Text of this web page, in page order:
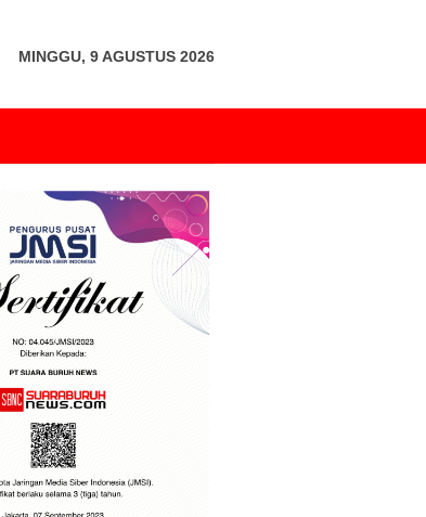
MINGGU, 9 AGUSTUS 2026